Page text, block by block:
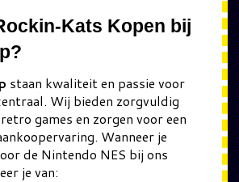
Kats Kopen bij
staan kwaliteit en passie voor
Wij bieden zorgvuldig
games en zorgen voor een
Wanneer je
de Nintendo NES bij ons
je van: